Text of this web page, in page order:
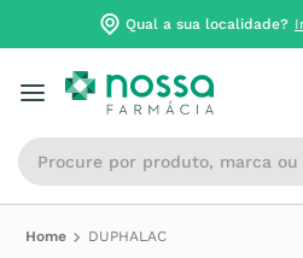
Qual a sua localidade?
Procure por produto, marca
DUPHALAC